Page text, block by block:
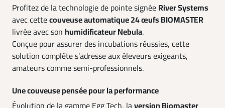
Profitez de la technologie de pointe signée River Systems
avec cettecouveuse automatique 24 œufs BIOMASTER
livrée avec son humidificateur Nebula.
Conçue pour assurer des incubations réussies, cette
solution complète s'adresse aux éleveurs exigeants,
amateurs comme semi-professionnels.
Une couveuse pensée pour la performance